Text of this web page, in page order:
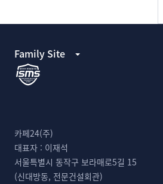
Family Site
카페24(주)
대표자 : 이재석
서울특별시 동작구 보라매로5길 15
(신대방동, 전문건설회관)